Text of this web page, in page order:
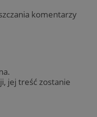
komentarzy
jej treść zostanie